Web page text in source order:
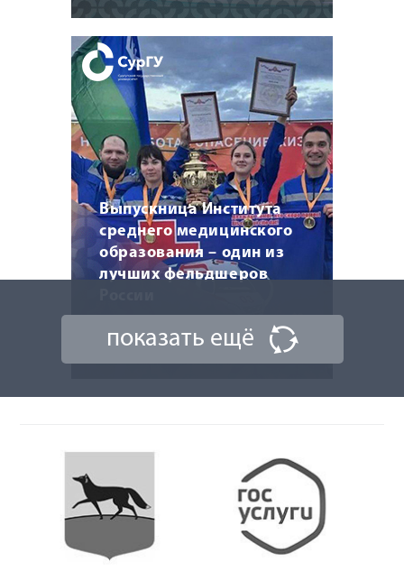
Выпускница Института
среднего медицинского
образования – один из
лучших фельдшеров
10 сентября 2025
показать ещё